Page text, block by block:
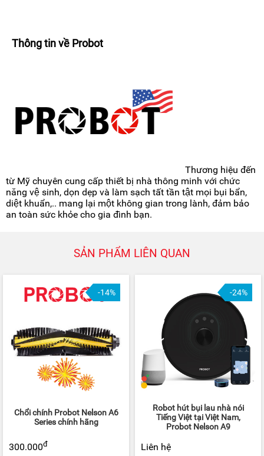
Thông tin về Probot
Thương hiệu đến
từ Mỹ chuyên cung cấp thiết bị nhà thông minh với chức
năng vệ sinh, dọn dẹp và làm sạch tất tần tật mọi bụi bẩn,
diệt khuẩn,.. mang lại một không gian trong lành, đảm bảo
an toàn sức khỏe cho gia đình bạn.
SẢN PHẨM LIÊN QUAN
-14%
Chổi chính Probot Nelson A6
Series chính hãng
300.000đ
-24%
Robot hút bụi lau nhà nói
Tiếng Việt tại Việt Nam,
Probot Nelson A9
Liên hệ